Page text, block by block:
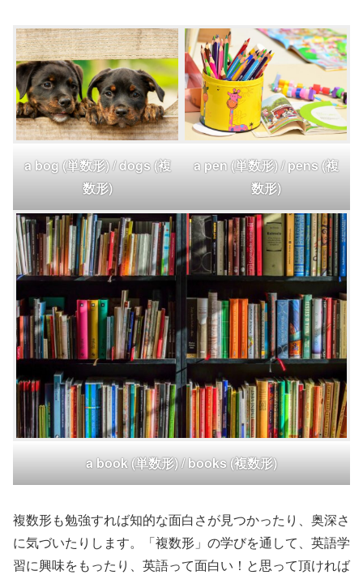
a bog (単数形) / dogs (複
数形)
a pen (単数形) / pens (複
数形)
a book (単数形) / books (複数形)
複数形も勉強すれば知的な面白さが見つかったり、奥深さ
に気づいたりします。「複数形」の学びを通して、英語学
習に興味をもったり、英語って面白い！と思って頂ければ